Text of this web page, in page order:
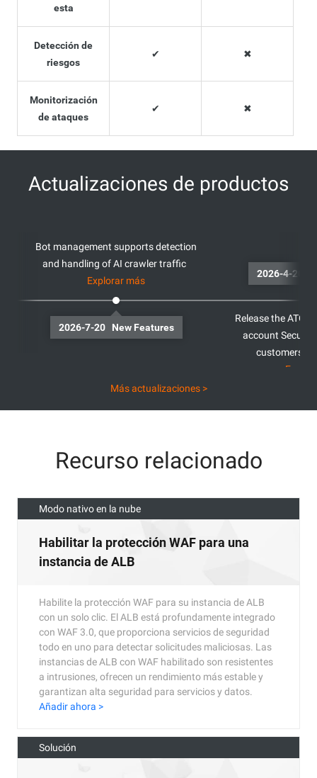
esta
Detección de
riesgos
✔ ✖
Monitorización
de ataques
✔ ✖
Actualizaciones de productos
2026-7-20 New Features
Bot management supports detection
and handling of AI crawler traffic
Explorar más
Release the ATO
account
customers
Más actualizaciones >
Recurso relacionado
Modo nativo en la nube
Habilitar la protección WAF para una
instancia de ALB
Habilite la protección WAF para su instancia de ALB
con un solo clic. El ALB está profundamente integrado
con WAF 3.0, que proporciona servicios de seguridad
todo en uno para detectar solicitudes maliciosas. Las
instancias de ALB con WAF habilitado son resistentes
a intrusiones, ofrecen un rendimiento más estable y
garantizan alta seguridad para servicios y datos.
Añadir ahora >
Solución